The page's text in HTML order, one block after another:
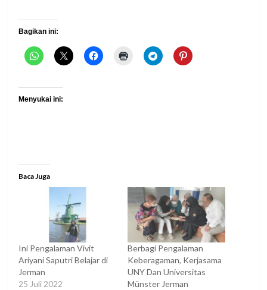
Bagikan ini:
Menyukai ini:
Baca Juga
Ini Pengalaman Vivit
Ariyani Saputri Belajar di
Jerman
25 Juli 2022
Berbagi Pengalaman
Keberagaman, Kerjasama
UNY Dan Universitas
Münster Jerman